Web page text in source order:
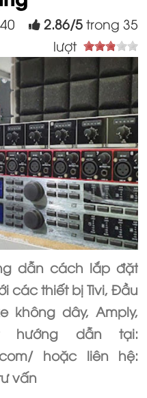
2.86/5 trong35
lượt
dẫn cách lắp đặt
các thiết bị Tivi, Đầu
không dây, Amply,
hướng dẫn tại:
hoặc liên hệ:
vấn